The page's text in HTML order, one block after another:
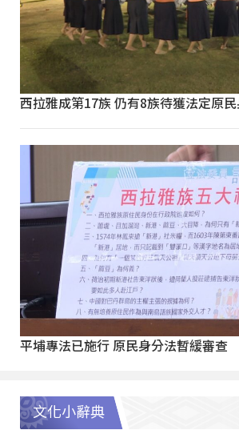
西拉雅成第17族 仍有8族待獲法定原
平埔專法已施行 原民身分法暫緩審查
文化小辭典